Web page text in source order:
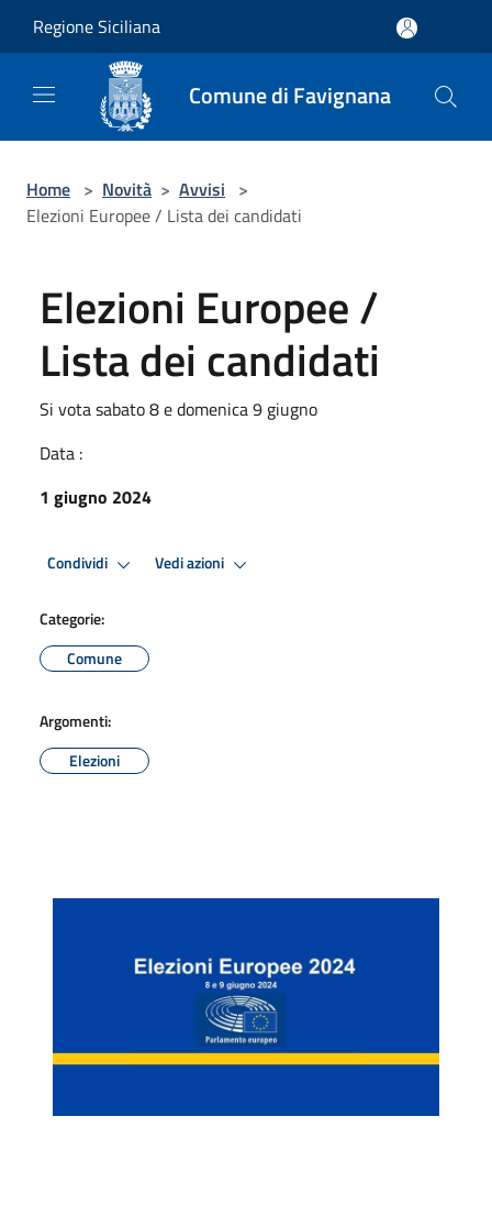
Regione Siciliana
Comune di Favignana
Home > Novità > Avvisi >
Elezioni Europee / Lista dei candidati
Elezioni Europee /
Lista dei candidati
Si vota sabato 8 e domenica 9 giugno
Data :
1 giugno 2024
Condividi Vedi azioni
Categorie:
Comune
Argomenti:
Elezioni